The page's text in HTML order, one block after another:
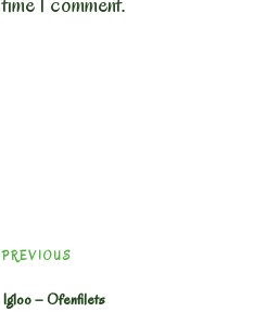
Previous
PREVIOUS
Igloo – Ofenfilets